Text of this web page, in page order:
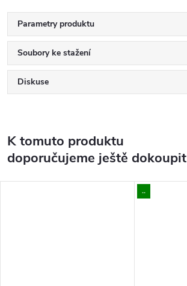
Parametry produktu
Soubory ke stažení
Diskuse
K tomuto produktu
doporučujeme ještě dokoupit
..